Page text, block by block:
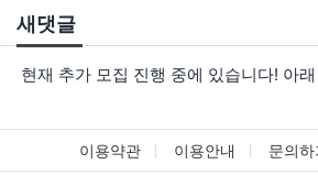
새댓글
현재 추가 모집 진행 중에 있습니다! 아래 링크로 확인 부탁드리겠습니다~! https://next-verse.com/community/1…
이용약관 이용안내 문의하